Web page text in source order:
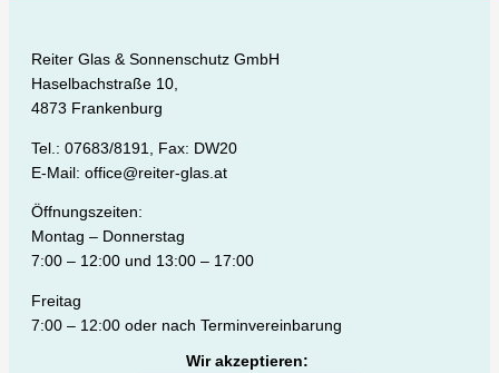
Reiter Glas & Sonnenschutz GmbH
Haselbachstraße 10,
4873 Frankenburg
Tel.: 07683/8191, Fax: DW20
E-Mail: office@reiter-glas.at
Öffnungszeiten:
Montag – Donnerstag
7:00 – 12:00 und 13:00 – 17:00
Freitag
7:00 – 12:00 oder nach Terminvereinbarung
Wir akzeptieren: